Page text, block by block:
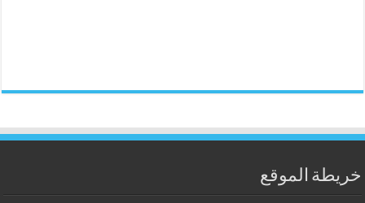
خريطة الموقع